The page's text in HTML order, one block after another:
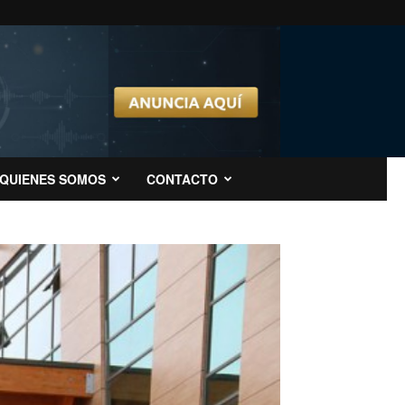
QUIENES SOMOS CONTACTO